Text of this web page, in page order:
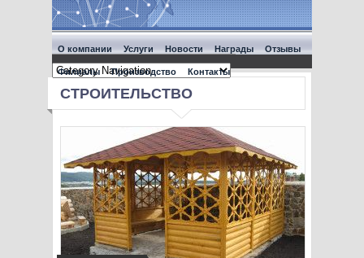
О компании Услуги Новости Награды Отзывы
Филиалы Производство Контакты
СТРОИТЕЛЬСТВО